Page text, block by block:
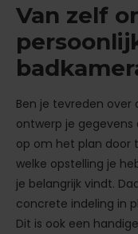
Van zelf
Ben je tevreden over
ontwerp je
op om het plan door
welke opstelling je
je belangrijk vindt.
concrete indeling in
Dit is ook een